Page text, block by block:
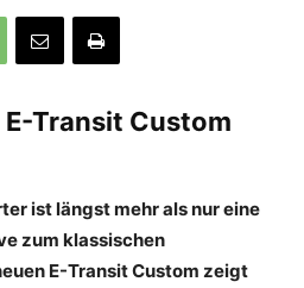
E-Transit Custom
ist längst mehr als nur eine
zum klassischen
E-Transit Custom zeigt